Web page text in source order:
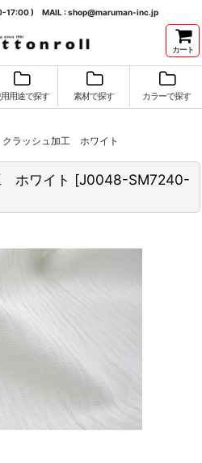
17:00 ) MAIL : shop@maruman-inc.jp
カート
用途で探す 素材で探す カラーで探す
ラッシュ加工 ホワイト
ホワイト [J0048-SM7240-